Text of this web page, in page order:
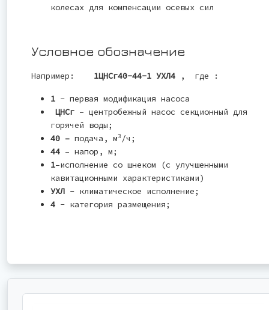
колесах для компенсации осевых сил
Условное обозначение
Например: 1ЦНСг40-44-1 УХЛ4 , где :
1 - первая модификация насоса
ЦНСг – центробежный насос секционный для
горячей воды;
40 – подача, м3 /ч;
44 – напор, м;
1–исполнение со шнеком (с улучшенными
кавитационными характеристиками)
УХЛ - климатическое исполнение;
4 - категория размещения;